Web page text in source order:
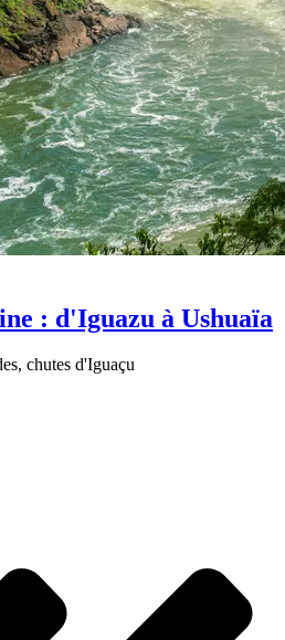
: d'Iguazu à Ushuaïa
chutes d'Iguaçu